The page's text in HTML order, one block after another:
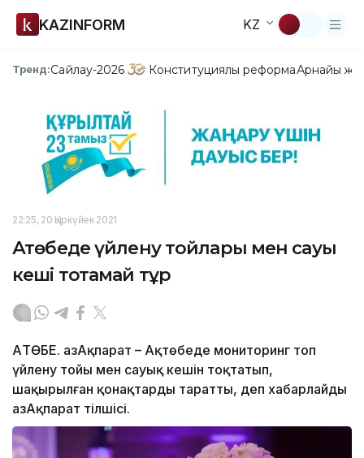
KAZINFORM KZ
Тренд:Сайлау-2026 Конституциялық реформаАрнайы
22:25, 20 Қыркүйек 2021
Ақтөбеде үйлену тойлары мен сауық
кеші тоқтамай тұр
АҚТӨБЕ. ҚазАқпарат – Ақтөбеде мониторинг топ
үйлену тойы мен сауық кешін тоқтатып,
шақырылған қонақтарды таратты, деп хабарлайды
ҚазАқпарат тілшісі.